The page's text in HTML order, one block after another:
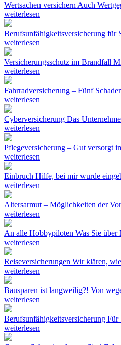
Wertsachen versichern Auch
weiterlesen
Berufsunfähigkeitsversicherung für
weiterlesen
Versicherungsschutz im Brandfall
weiterlesen
Fahrradversicherung – Fünf
weiterlesen
Cyberversicherung Das
weiterlesen
Pflegeversicherung – Gut versorgt
weiterlesen
Einbruch Hilfe, bei mir wurde
weiterlesen
Altersarmut – Möglichkeiten der
weiterlesen
An alle Hobbypiloten Was Sie
weiterlesen
Reiseversicherungen Wir klären,
weiterlesen
Bausparen ist langweilig?! Von
weiterlesen
Berufsunfähigkeitsversicherung Für
weiterlesen